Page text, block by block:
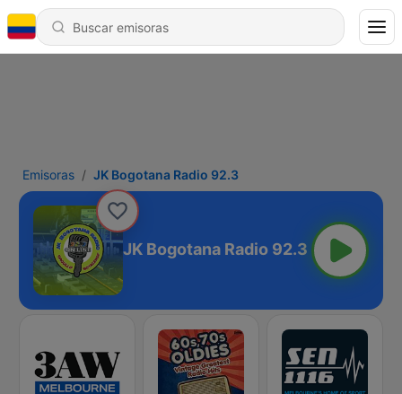
Emisoras JK Bogotana Radio 92.3
JK Bogotana Radio 92.3